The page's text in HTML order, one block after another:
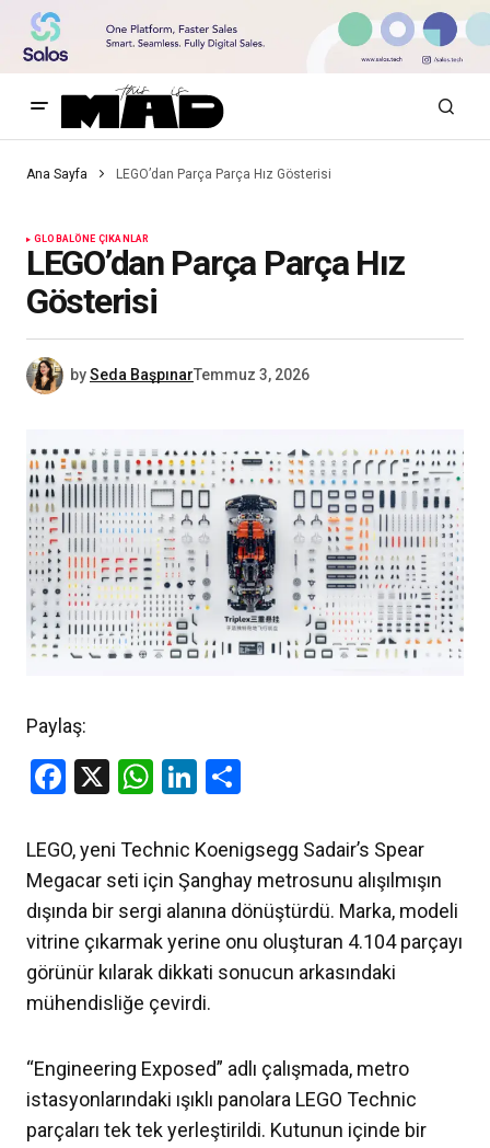
Ana Sayfa LEGO’dan Parça Parça Hız Gösterisi
GLOBALÖNE ÇIKANLAR
LEGO’dan Parça Parça Hız
Gösterisi
bySeda BaşpınarTemmuz 3, 2026
Paylaş:
Facebook
X WhatsApp
LinkedIn
LEGO, yeni Technic Koenigsegg Sadair’s Spear
Megacar seti için Şanghay metrosunu alışılmışın
dışında bir sergi alanına dönüştürdü. Marka, modeli
vitrine çıkarmak yerine onu oluşturan 4.104 parçayı
görünür kılarak dikkati sonucun arkasındaki
mühendisliğe çevirdi.
“Engineering Exposed” adlı çalışmada, metro
istasyonlarındaki ışıklı panolara LEGO Technic
parçaları tek tek yerleştirildi. Kutunun içinde bir